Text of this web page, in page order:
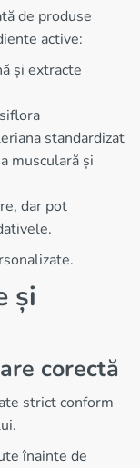
de produse
active:
și extracte
standardizat
musculară și
dar pot
și
corectă
strict conform
înainte de